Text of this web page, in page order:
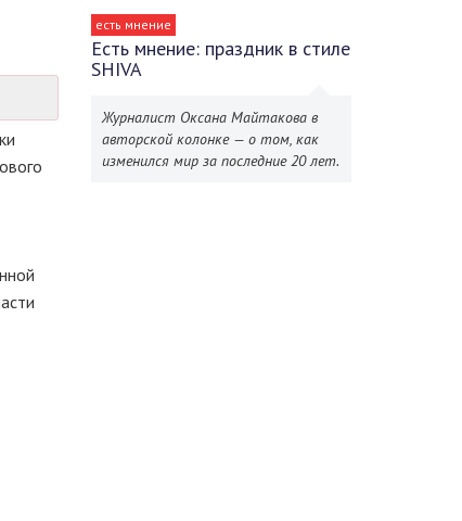
есть мнение
Есть мнение: праздник в стиле
SHIVA
Журналист Оксана Майтакова в
авторской колонке — о том, как
изменился мир за последние 20 лет.